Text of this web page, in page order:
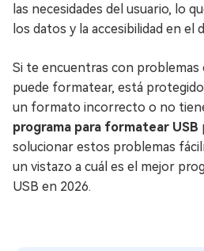
las necesidades del usuario, lo
los datos y la accesibilidad en el
Si te encuentras con problemas
puede formatear, está
un formato incorrecto o no
programa para formatear USB
solucionar estos problemas
un vistazo a cuál es el mejor
USB en 2026.